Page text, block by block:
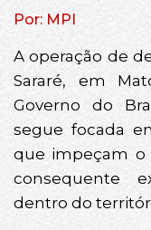
Por: MPI
A operação de
Sararé, em
Governo do
segue focada
que impeçam o
consequente
dentro do